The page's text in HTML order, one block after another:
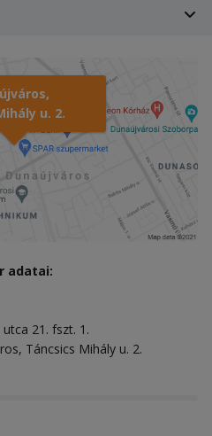
u. 2.
adatai:
21. fszt. 1.
Táncsics Mihály u. 2.